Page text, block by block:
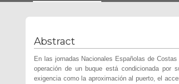
Abstract
En las jornadas Nacionales Españolas de
operación de un buque está condicionada por
exigencia como la aproximación al puerto, el